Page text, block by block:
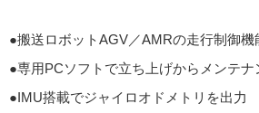
●搬送ロボットAGV／AMRの走行制御機
●専用PCソフトで立ち上げからメンテナ
●IMU搭載でジャイロオドメトリを出力